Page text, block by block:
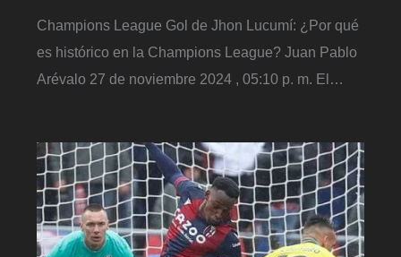
Champions League Gol de Jhon Lucumí: ¿Por qué
es histórico en la Champions League? Juan Pablo
Arévalo 27 de noviembre 2024 , 05:10 p. m. El…